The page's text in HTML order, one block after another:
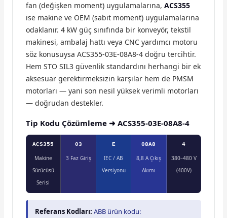
fan (değişken moment) uygulamalarına, ACS355
ise makine ve OEM (sabit moment) uygulamalarına
odaklanır. 4 kW güç sınıfında bir konveyör, tekstil
makinesi, ambalaj hattı veya CNC yardımcı motoru
söz konusuysa ACS355-03E-08A8-4 doğru tercihtir.
Hem STO SIL3 güvenlik standardını herhangi bir ek
aksesuar gerektirmeksizin karşılar hem de PMSM
motorları — yani son nesil yüksek verimli motorları
— doğrudan destekler.
Tip Kodu Çözümleme ➜ ACS355-03E-08A8-4
ACS355
Makine
Sürücüsü
Serisi
03
3 Faz Giriş
E
IEC / AB
Versiyonu
08A8
8,8 A Çıkış
Akımı
4
380–480 V
(400V)
Referans Kodları: ABB ürün kodu: